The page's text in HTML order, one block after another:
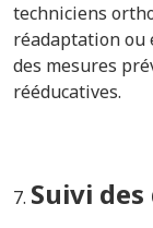
techniciens
réadaptation ou
des mesures
rééducatives.
Suivi